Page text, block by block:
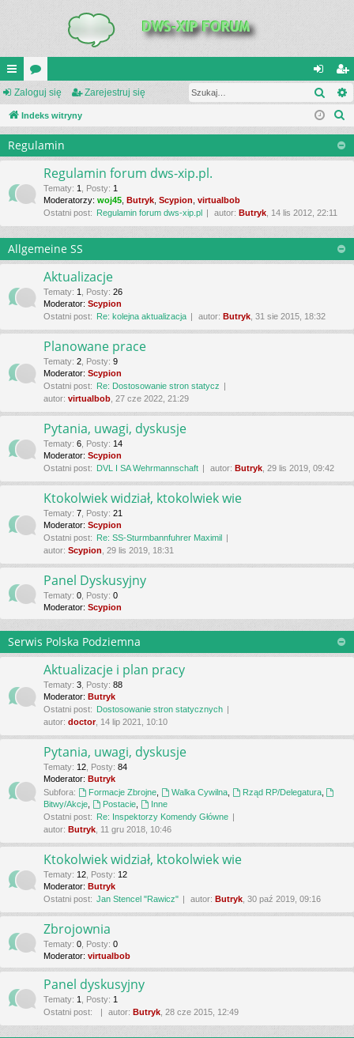
UI
C
K
_L
IN
or
a
al
og
si
ar
ej
es
tru
Zaloguj się Zarejestruj się
Indeks witryny
Regulamin
Regulamin forum dws-xip.pl.
Tematy: 1 Posty: 1
Moderatorzy: woj45 Butryk Scypion virtualbob
Ostatni post: Regulamin forum dws-xip.pl autor: Butryk , 14 lis 2012, 22:11
Allgemeine SS
Aktualizacje
Tematy: 1 Posty: 26
Moderator: Scypion
Ostatni post: Re: kolejna aktualizacja autor: Butryk , 31 sie 2015, 18:32
Planowane prace
Tematy: 2 Posty: 9
Moderator: Scypion
Ostatni post: Re: Dostosowanie stron statycz
autor: virtualbob , 27 cze 2022, 21:29
Pytania, uwagi, dyskusje
Tematy: 6 Posty: 14
Moderator: Scypion
Ostatni post: DVL I SA Wehrmannschaft autor: Butryk , 29 lis 2019, 09:42
Ktokolwiek widział, ktokolwiek wie
Tematy: 7 Posty: 21
Moderator: Scypion
Ostatni post: Re: SS-Sturmbannfuhrer Maximil
autor: Scypion , 29 lis 2019, 18:31
Panel Dyskusyjny
Tematy: 0 Posty: 0
Moderator: Scypion
Serwis Polska Podziemna
Aktualizacje i plan pracy
Tematy: 3 Posty: 88
Moderator: Butryk
Ostatni post: Dostosowanie stron statycznych
autor: doctor, 14 lip 2021, 10:10
Pytania, uwagi, dyskusje
Tematy: 12 Posty: 84
Moderator: Butryk
Subfora:
Formacje Zbrojne, Walka Cywilna, Rząd RP/Delegatura,
Bitwy/Akcje
Postacie,
Inne
Ostatni post: Re: Inspektorzy Komendy Główne
autor: Butryk , 11 gru 2018, 10:46
Ktokolwiek widział, ktokolwiek wie
Tematy: 12 Posty: 12
Moderator: Butryk
Ostatni post: Jan Stencel "Rawicz" autor: Butryk , 30 paź 2019, 09:16
Zbrojownia
Tematy: 0 Posty: 0
Moderator: virtualbob
Panel dyskusyjny
Tematy: 1 Posty: 1
Ostatni post:
autor: Butryk , 28 cze 2015, 12:49